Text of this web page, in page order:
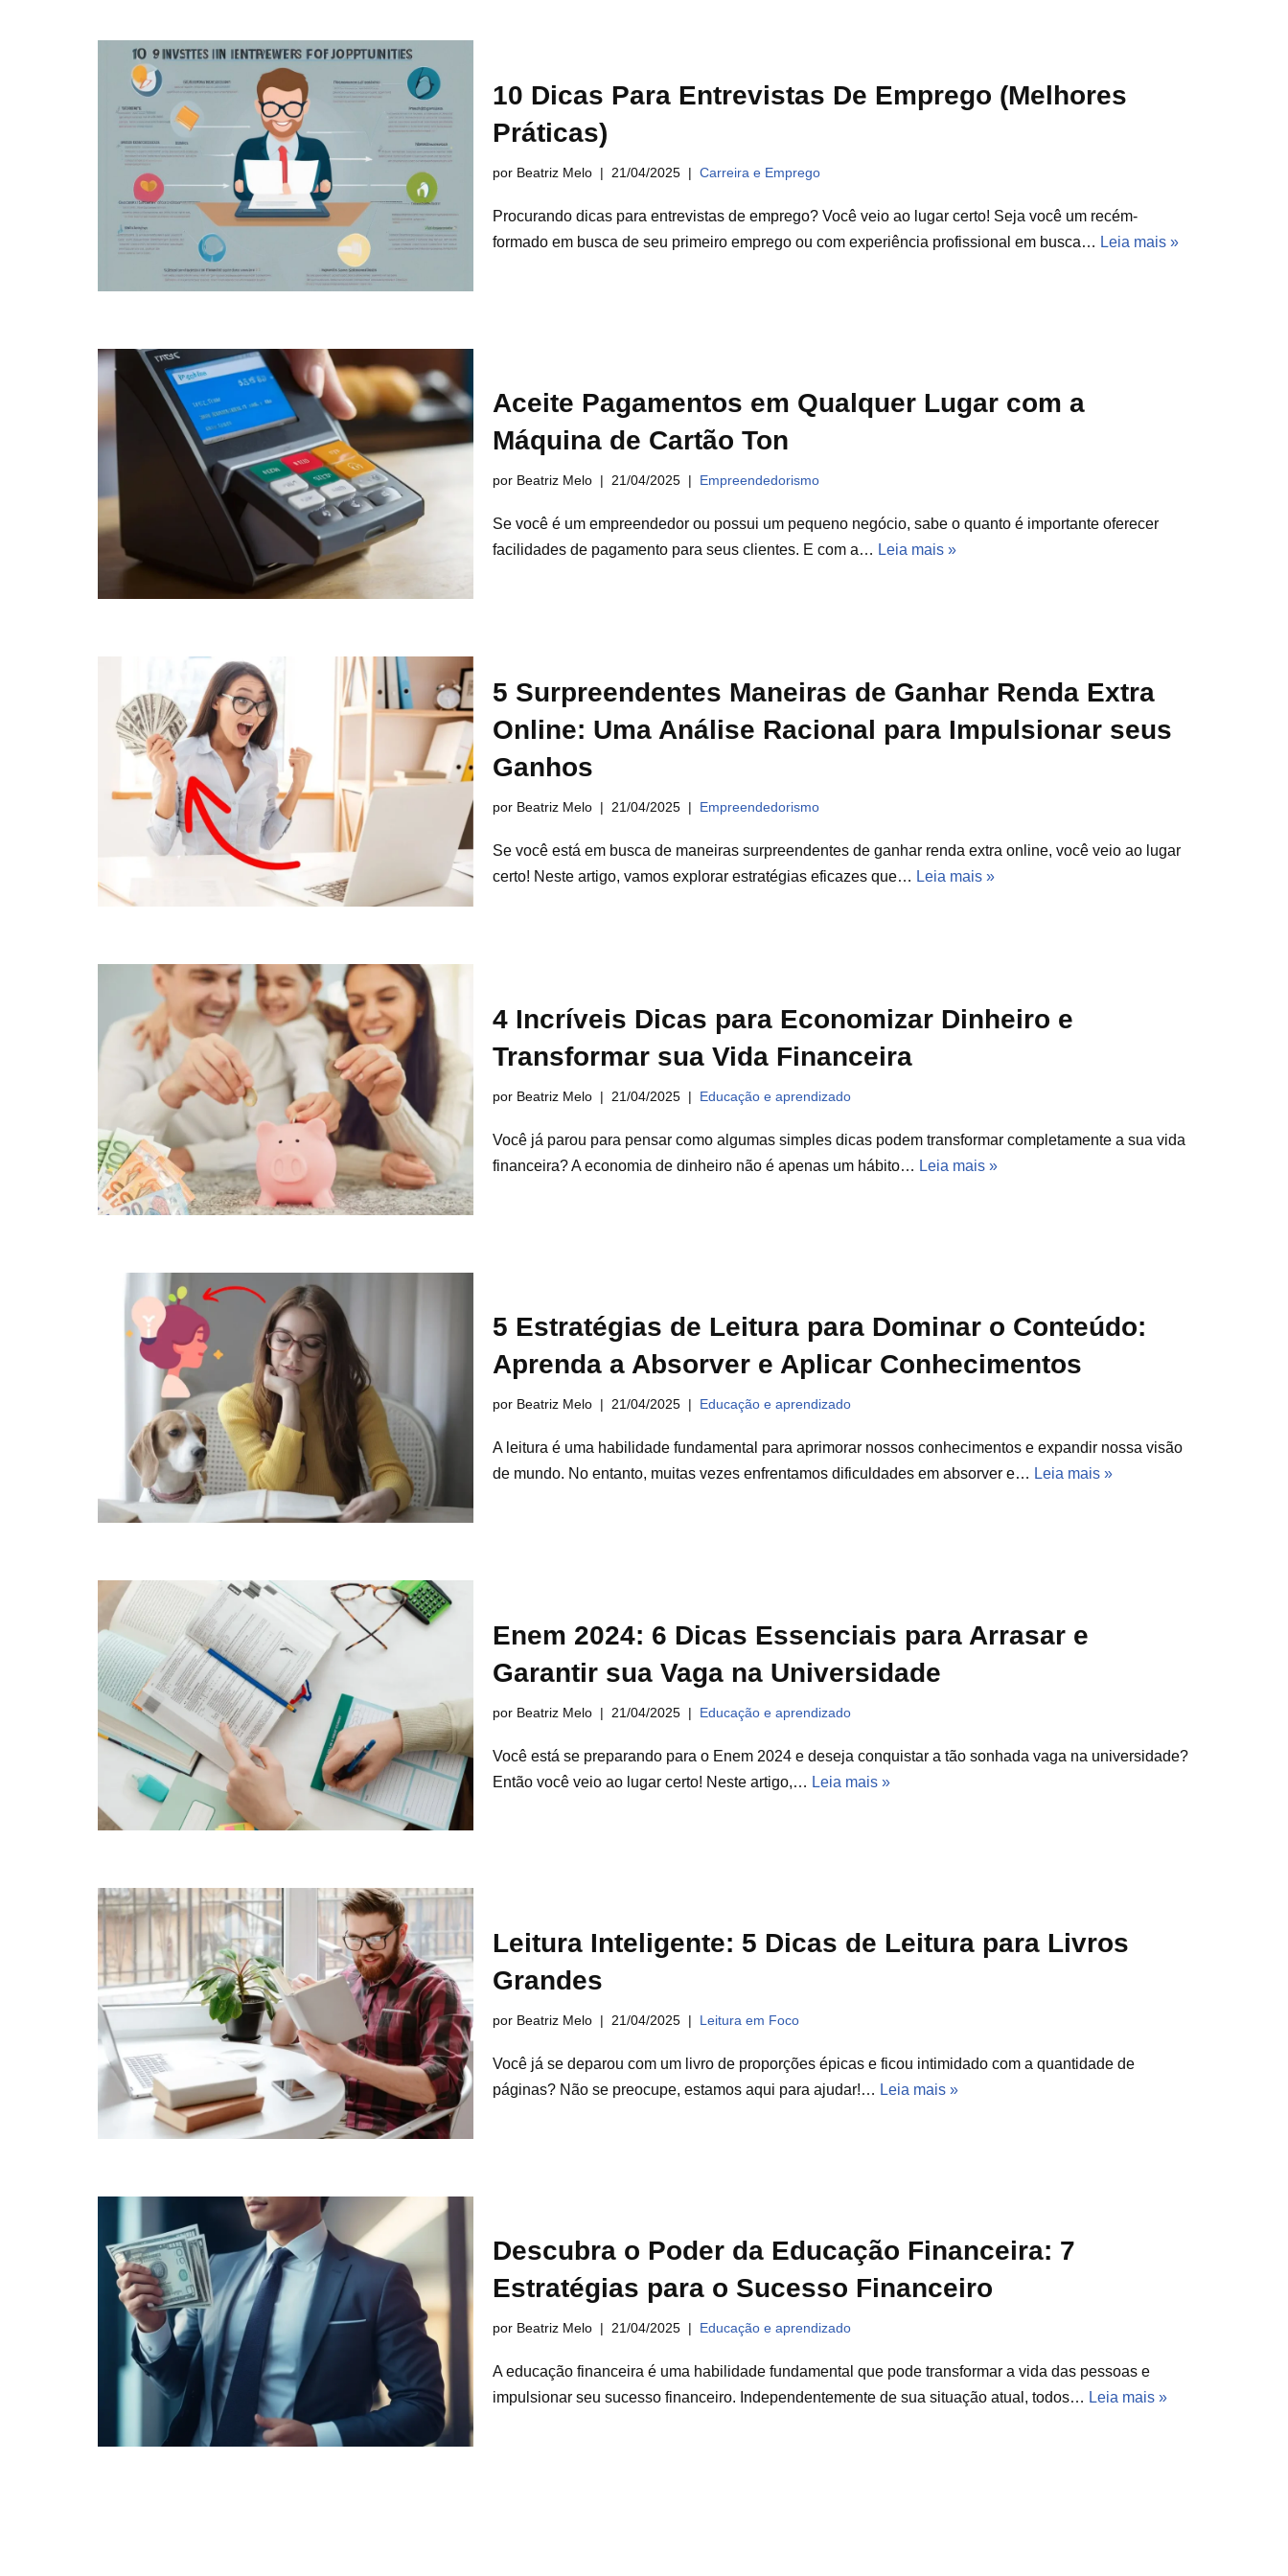
10 Dicas Para Entrevistas De Emprego (Melhores
Práticas)
por Beatriz Melo 21/04/2025 Carreira e Emprego
Procurando dicas para entrevistas de emprego? Você veio ao lugar certo! Seja você um recém-
formado em busca de seu primeiro emprego ou com experiência profissional em busca… Leia mais »
Aceite Pagamentos em Qualquer Lugar com a
Máquina de Cartão Ton
por Beatriz Melo 21/04/2025 Empreendedorismo
Se você é um empreendedor ou possui um pequeno negócio, sabe o quanto é importante oferecer
facilidades de pagamento para seus clientes. E com a… Leia mais »
5 Surpreendentes Maneiras de Ganhar Renda Extra
Online: Uma Análise Racional para Impulsionar seus
Ganhos
por Beatriz Melo 21/04/2025 Empreendedorismo
Se você está em busca de maneiras surpreendentes de ganhar renda extra online, você veio ao lugar
certo! Neste artigo, vamos explorar estratégias eficazes que… Leia mais »
4 Incríveis Dicas para Economizar Dinheiro e
Transformar sua Vida Financeira
por Beatriz Melo 21/04/2025 Educação e aprendizado
Você já parou para pensar como algumas simples dicas podem transformar completamente a sua vida
financeira? A economia de dinheiro não é apenas um hábito… Leia mais »
5 Estratégias de Leitura para Dominar o Conteúdo:
Aprenda a Absorver e Aplicar Conhecimentos
por Beatriz Melo 21/04/2025 Educação e aprendizado
A leitura é uma habilidade fundamental para aprimorar nossos conhecimentos e expandir nossa visão
de mundo. No entanto, muitas vezes enfrentamos dificuldades em absorver e… Leia mais »
Enem 2024: 6 Dicas Essenciais para Arrasar e
Garantir sua Vaga na Universidade
por Beatriz Melo 21/04/2025 Educação e aprendizado
Você está se preparando para o Enem 2024 e deseja conquistar a tão sonhada vaga na universidade?
Então você veio ao lugar certo! Neste artigo,… Leia mais »
Leitura Inteligente: 5 Dicas de Leitura para Livros
Grandes
por Beatriz Melo 21/04/2025 Leitura em Foco
Você já se deparou com um livro de proporções épicas e ficou intimidado com a quantidade de
páginas? Não se preocupe, estamos aqui para ajudar!… Leia mais »
Descubra o Poder da Educação Financeira: 7
Estratégias para o Sucesso Financeiro
por Beatriz Melo 21/04/2025 Educação e aprendizado
A educação financeira é uma habilidade fundamental que pode transformar a vida das pessoas e
impulsionar seu sucesso financeiro. Independentemente de sua situação atual, todos… Leia mais »